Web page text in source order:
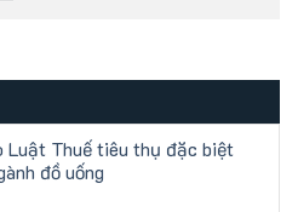
Luật Thuế tiêu thụ đặc biệt
đồ uống